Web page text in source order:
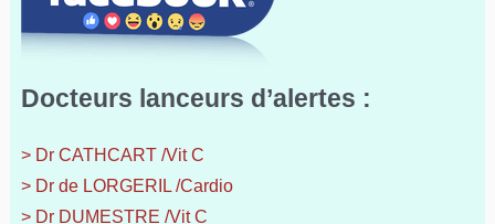
Docteurs lanceurs d’alertes :
> Dr CATHCART /Vit C
> Dr de LORGERIL /Cardio
> Dr DUMESTRE /Vit C